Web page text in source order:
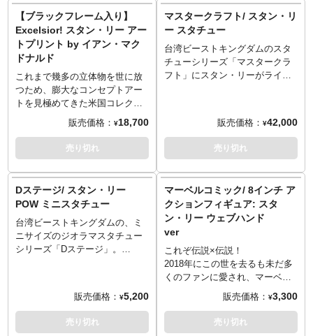
●ステファノ・カセッリ［画］
……『アベンジャーズ・イニシ
アティブ』『シークレット・ウ
ォリアーズ』『アベンジャー
ズ』などのマーベルタイトルを
多く手がけるアーティスト。
はじめ、多くの人気作品を手が
けている。
#48」「Iron Man #128」「Iron
Man #170」「Iron Man #225」
「Iron Man #305」
【著】スタン・リー 他［作］ /
スティーブ・ディッコ 他［画］
●スタン・リー［作］……コミッ
クス・ライター、原作者。様々
なキャラクターの原作を手掛
●スティーブ・ディッコ［作］
……コミックス・アーティス
ト、ライター。マーベル・コミ
様々なキャラクターを生み出
し、作画を担当した。
ン刊「ザ・マーベルコミック・
ライブラリー Avengers
vol.1」。厳重に保管されたオリ
ジナルをマーベルとの協力によ
り撮影し、さらにデジタルリマ
スターされ現代に蘇ります。あ
のケヴィン・ファイギが序文を
担当、アイズナー賞の受賞歴の
け、オリジナルのアートから本
来目にする機会のない写真た
ち、そしてインタビューなども
※全て英語表記となります
※この商品は入荷数の減数など
によりご予約をキャンセル頂く
場合や、分納での入荷となる場
合がございます。
その最初期の21エピソードを収
録したアート集「The Marvel
Comics Library」が独タッシェ
ンからリリースされます。細心
の注意を払って撮影され製本さ
せ。「MARVEL」コレクション
アイテムの歴史の中でも、「オ
リジナル以外」では特に手にし
※全て英語表記となります
※この商品は入荷数の減数など
によりご予約をキャンセル頂く
場合や、分納での入荷となる場
合がございます。
【ブラックフレーム入り】
Excelsior! スタン・リー アー
トプリント by イアン・マク
ドナルド
これまで幾多の立体物を世に放
つため、膨大なコンセプトアー
トを見極めてきた米国コレクテ
ィブルメーカーのサイドショウ
が、個性豊かなアーティストた
ちとコラボレーションし生み出
された珠玉のアートプリントた
スティックに彩る極上空間にお
部屋をカスタムしたい！でも良
いフレームが中々無い…。そん
なお悩みを解消すべく、フレー
ムにセットした状態でアートプ
軽さ"にもコダワリました！軽い
事でプッシュピン式フックや粘
着式フックなどでも掛けられま
販売価格： ¥18,700
売り切れ
マスタークラフト/ スタン・リ
ー スタチュー
台湾ビーストキングダムのスタ
チューシリーズ「マスタークラ
フト」にスタン・リーがライン
れたレジェンド的存在の御大、
ソファに足を組んで腰掛けた姿
を、全高約33センチでスタチュ
た頭部、セーターにパンツとい
う「いつもの」スタイル、背面
に「THE KING OF CAMEOS」
の文字が入ったソファなど、細
部に至るまで精巧に造形されま
した。ソファ台座はにはメタル
製のネームプレートも。
販売価格： ¥42,000
売り切れ
Dステージ/ スタン・リー
POW ミニスタチュー
台湾ビーストキングダムの、ミ
ニサイズのジオラマスタチュー
シリーズ「Dステージ」。
ジェンド的存在スタン・リーが
ラインナップです！足元に本や
タイプライターが置かれ、ディ
販売価格： ¥5,200
売り切れ
マーベルコミック/ 8インチ ア
クションフィギュア: スタ
ン・リー ウェブハンド
ver
これぞ伝説×伝説！
2018年にこの世を去るも未だ多
くのファンに愛され、マーベル
の"顔"として活躍する、アメコ
ミ史を語る上で欠かせないスパ
イダーマンやX-MENをはじめ数
多くのヒーローを生み出したレ
販売価格： ¥3,300
売り切れ